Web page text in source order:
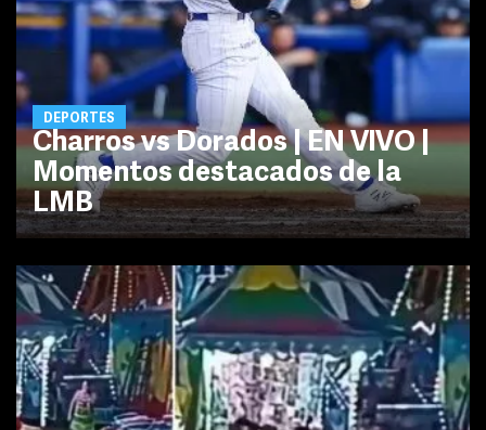
DEPORTES
Charros vs Dorados | EN VIVO |
Momentos destacados de la
LMB